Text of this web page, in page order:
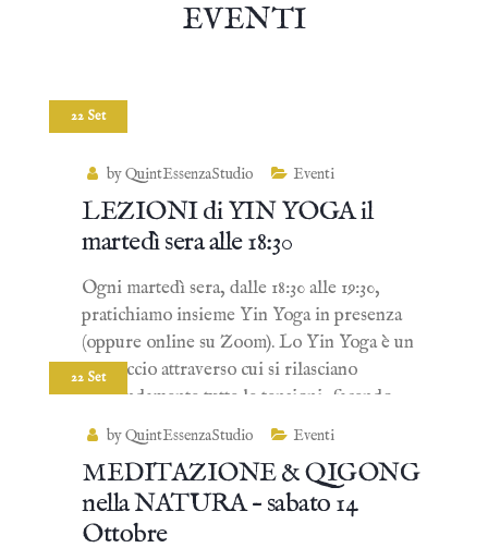
EVENTI
22 Set
by QuintEssenzaStudio Eventi
LEZIONI di YIN YOGA il
martedì sera alle 18:30
Ogni martedì sera, dalle 18:30 alle 19:30,
pratichiamo insieme Yin Yoga in presenza
(oppure online su Zoom). Lo Yin Yoga è un
approccio attraverso cui si rilasciano
profondamente tutte le tensioni, facendo…
22 Set
by QuintEssenzaStudio Eventi
MEDITAZIONE & QIGONG
nella NATURA – sabato 14
Ottobre